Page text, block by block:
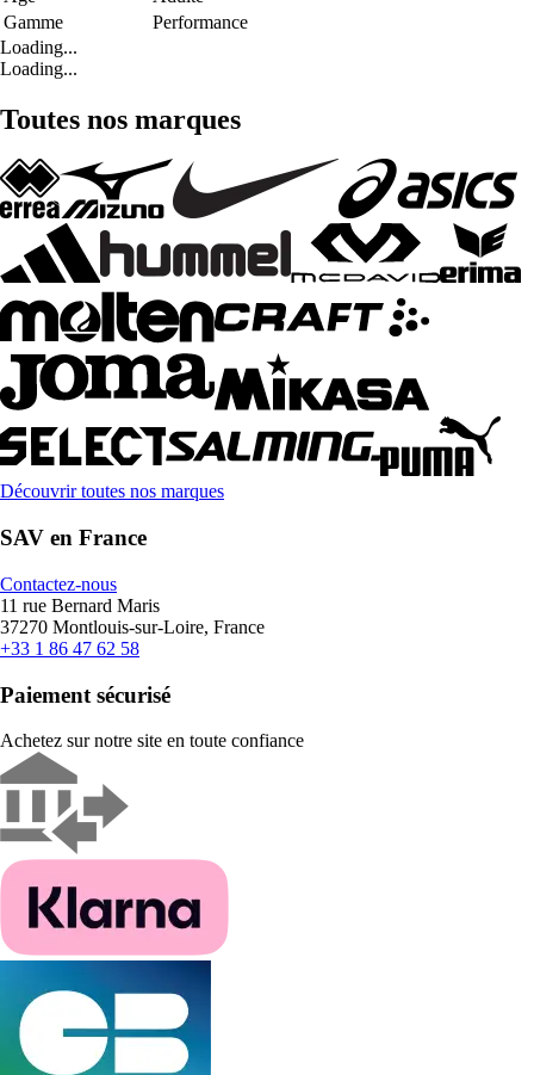
Gamme
Performance
Loading...
Loading...
Toutes nos marques
Découvrir toutes nos marques
SAV en France
Contactez-nous
11 rue Bernard Maris
37270 Montlouis-sur-Loire, France
+33 1 86 47 62 58
Paiement sécurisé
Achetez sur notre site en toute confiance